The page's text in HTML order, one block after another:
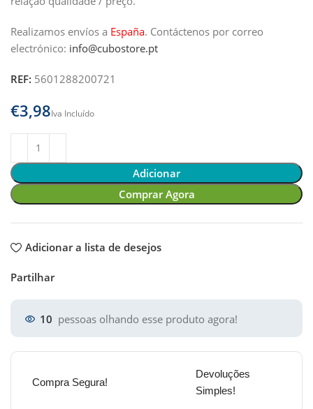
Realizamos envíos a España. Contáctenos por correo
electrónico: info@cubostore.pt
REF: 5601288200721
€
Adicionar
Comprar Agora
Adicionar a lista de desejos
Partilhar
10 pessoas olhando esse produto agora!
Compra Segura!
Devoluções
Simples!